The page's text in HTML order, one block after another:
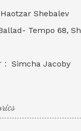
Haotzar Shebalev
Tempo 68,
: Simcha Jacoby